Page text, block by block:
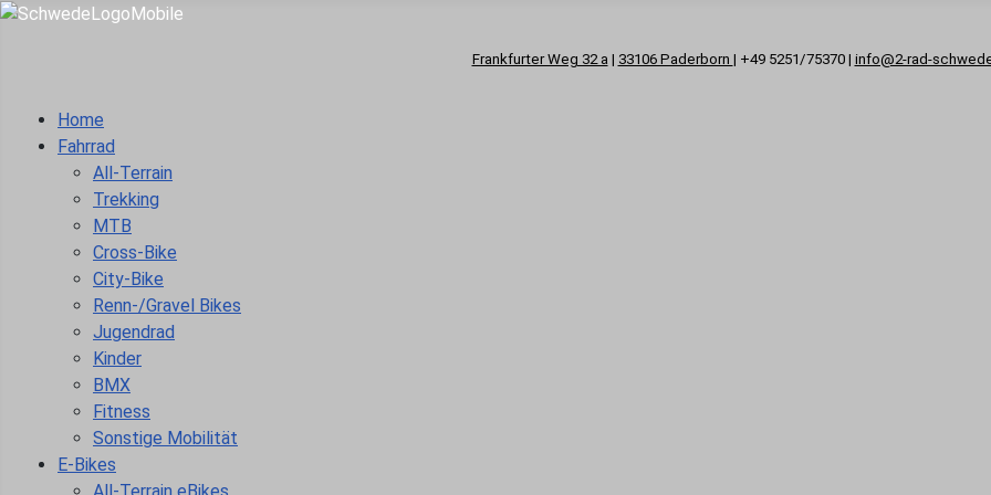
Frankfurter Weg 32 a | 33106 Paderborn | +49 5251/75370 | info@2-rad-
Home
Fahrrad
All-Terrain
Trekking
MTB
Cross-Bike
City-Bike
Renn-/Gravel Bikes
Jugendrad
Kinder
BMX
Fitness
Sonstige Mobilität
E-Bikes